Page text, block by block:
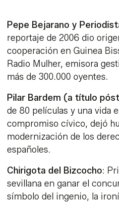
Pepe Bejarano y
reportaje de 2006 dio
cooperación en Guinea
Radio Mulher, emisora
más de 300.000 oyentes.
Pilar Bardem (a título
de 80 películas y una vida
compromiso cívico, dejó
modernización de los
españoles.
Chirigota del Bizcocho:
sevillana en ganar el
símbolo del ingenio, la